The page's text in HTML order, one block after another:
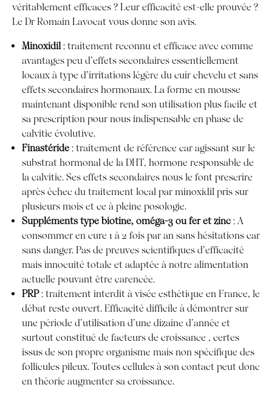
véritablement efficaces ? Leur efficacité est-elle prouvée ?
Le Dr Romain Lavocat vous donne son avis.
Minoxidil : traitement reconnu et efficace avec comme
avantages peu d’effets secondaires essentiellement
locaux à type d’irritations légère du cuir chevelu et sans
effets secondaires hormonaux. La forme en mousse
maintenant disponible rend son utilisation plus facile et
sa prescription pour nous indispensable en phase de
calvitie évolutive.
Finastéride : traitement de référence car agissant sur le
substrat hormonal de la DHT, hormone responsable de
la calvitie. Ses effets secondaires nous le font prescrire
après échec du traitement local par minoxidil pris sur
plusieurs mois et ce à pleine posologie.
Suppléments type biotine, oméga-3 ou fer et zinc : A
consommer en cure 1 à 2 fois par an sans hésitations car
sans danger. Pas de preuves scientifiques d’efficacité
mais innocuité totale et adaptée à notre alimentation
actuelle pouvant être carencée.
PRP: traitement interdit à visée esthétique en France, le
débat reste ouvert. Efficacité difficile à démontrer sur
une période d’utilisation d’une dizaine d’année et
surtout constitué de facteurs de croissance , certes
issus de son propre organisme mais non spécifique des
follicules pileux. Toutes cellules à son contact peut donc
en théorie augmenter sa croissance.